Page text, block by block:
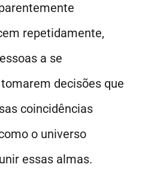
repetidamente,
a se
decisões que
coincidências
o universo
essas almas.